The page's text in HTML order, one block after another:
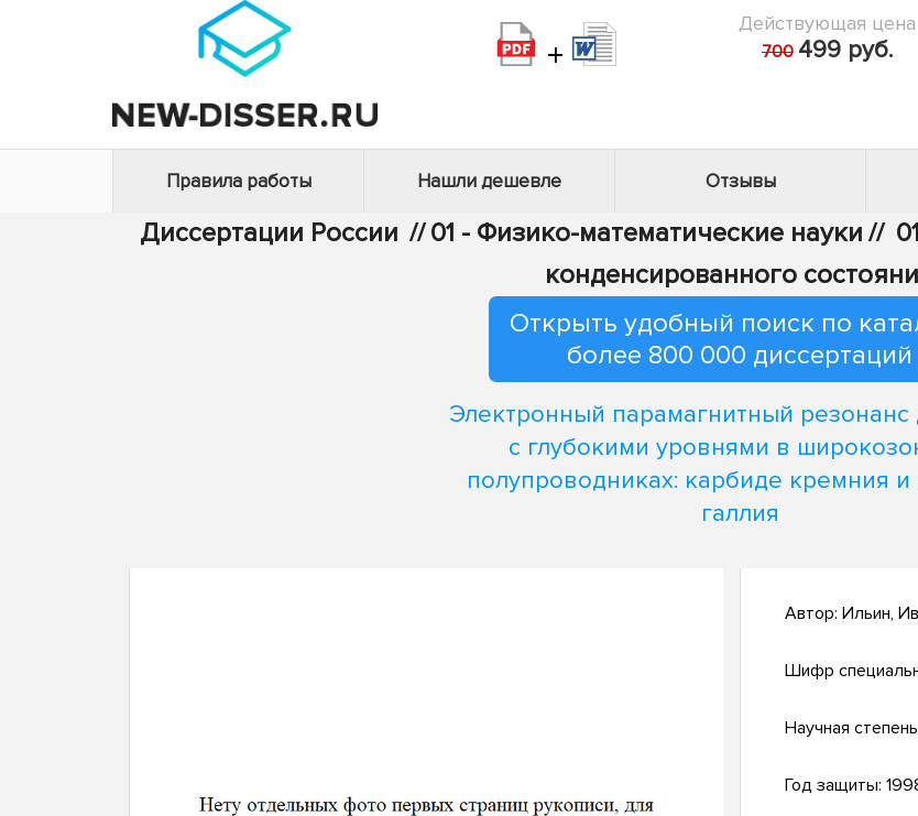
+
Действующая цена
700 499 руб.
Правила работы Нашли дешевле Отзывы
Диссертации России // 01 - Физико-математические науки //
конденсированного
Открыть удобный поиск по
более 800 000 диссертаций
Электронный парамагнитный
с глубокими уровнями в
полупроводниках: карбиде кремния и
галлия
Автор: Ильин,
Шифр
Научная
Год защиты: